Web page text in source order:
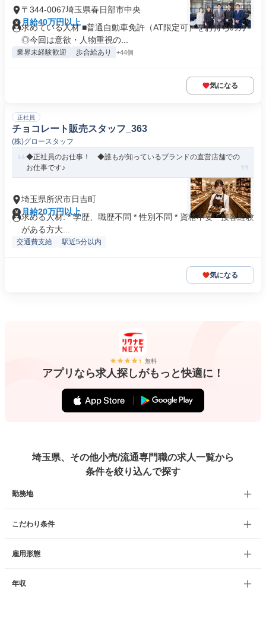
〒344-0067埼玉県春日部市中央
月給40万円以上
求めている人材 ■普通自動車免許（AT限定可）をお持ちの方
◎今回は意欲・人物重視の...
業界未経験歓迎 歩合給あり +44個
気になる
正社員
チョコレート販売スタッフ_363
(株)グロースタッフ
◆正社員のお仕事！ ◆誰もが知っているブランドの直営店舗での
お仕事です♪
埼玉県所沢市日吉町
月給20万円以上
求める人材: * 学歴、職歴不問 * 性別不問 * 資格不要 * 接客経験
がある方大...
交通費支給 駅近5分以内
気になる
無料
アプリなら求人探しがもっと快適に！
埼玉県、その他小売/流通専門職の求人一覧から
条件を絞り込んで探す
勤務地
こだわり条件
雇用形態
年収